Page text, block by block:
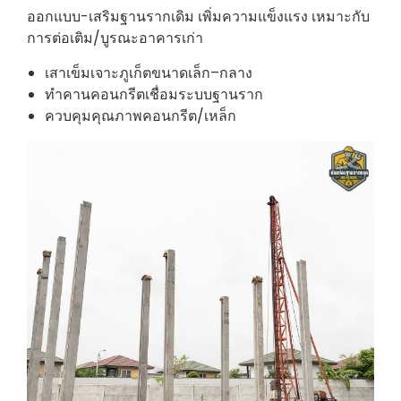
ออกแบบ-เสริมฐานรากเดิม เพิ่มความแข็งแรง เหมาะกับ
การต่อเติม/บูรณะอาคารเก่า
เสาเข็มเจาะภูเก็ตขนาดเล็ก–กลาง
ทำคานคอนกรีตเชื่อมระบบฐานราก
ควบคุมคุณภาพคอนกรีต/เหล็ก